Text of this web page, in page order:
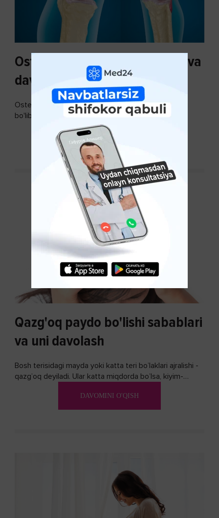
Osteoartroz sabablari, tasnifi va
davolash usullari
Osteoartroz - bo'g'imlarning keng tarqalgan kasalligi
bo'lib, so'ngi paytda osteoartroz kasalligi sonining
ko'payishi tendentsiyasi mavjud...
DAVOMINI O'QISH
Qazg'oq paydo bo'lishi sabablari
va uni davolash
Bosh terisidagi mayda yoki katta teri bo’laklari ajralishi -
qazg’oq deyiladi. Ular katta miqdorda bo’lsa, kiyim-
DAVOMINI O'QISH